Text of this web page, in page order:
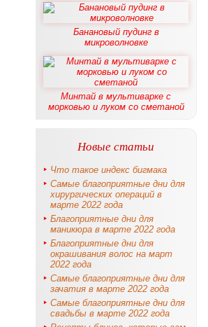
Банановый пудинг в
микроволновке
Минтай в мультиварке с
морковью и луком со сметаной
Новые статьи
Что такое индекс бигмака
Самые благоприятные дни для
хирургических операций в
марте 2022 года
Благоприятные дни для
маникюра в марте 2022 года
Благоприятные дни для
окрашивания волос на март
2022 года
Самые благоприятные дни для
зачатия в марте 2022 года
Самые благоприятные дни для
свадьбы в марте 2022 года